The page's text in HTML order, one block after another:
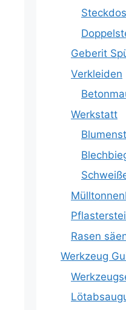
Geberit
Verkleiden
Werkstatt
Rasen
Werkzeug